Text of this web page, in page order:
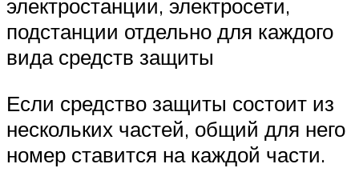
электростанции, электросети,
подстанции отдельно для каждого
вида средств защиты
Если средство защиты состоит из
нескольких частей, общий для него
номер ставится на каждой части.